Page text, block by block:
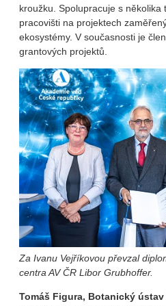
kroužku. Spolupracuje s
pracovišti na projektech
ekosystémy. V současnosti je
grantových projektů.
Za Ivanu Vejříkovou převzal
centra AV ČR Libor Grubhoffer.
Tomáš Figura, Botanický ústav